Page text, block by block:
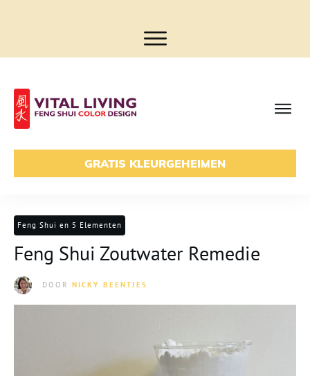
GRATIS KLEURGEHEIMEN
Feng Shui en 5 Elementen
Feng Shui Zoutwater Remedie
DOOR NICKY BEENTJES